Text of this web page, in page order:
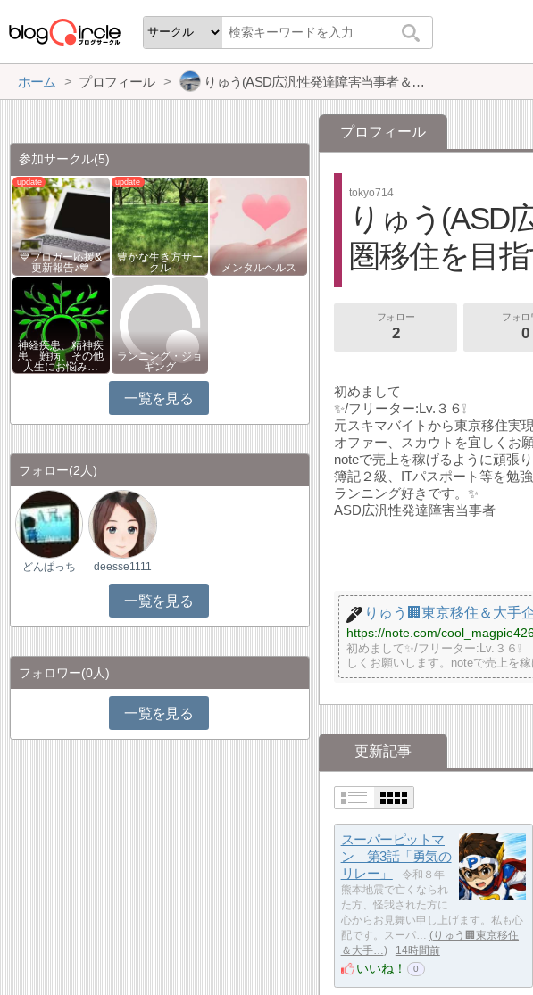
ホーム プロフィール りゅう(ASD広汎性発達障害当事者＆首都圏移住を目指す)
プロフィール
tokyo714
りゅう(ASD
圏移住を目
フォロー
2
フォロ
0
初めまして
✨/フリーター:Lv.３６❕
元スキマバイトから東京移住実
オファー、スカウトを宜しくお願
noteで売上を稼げるように頑張り
簿記２級、ITパスポート等を勉
ランニング好きです。✨
ASD広汎性発達障害当事者
りゅう🏢東京移住＆大手
https://note.com/
初めまして✨/フリーター:Lv.３６
しくお願いします。noteで売上を
更新記事
スーパーピットマ
ン 第3話「勇気の
リレー」
令和８年
熊本地震で亡くなられ
た方、怪我された方に
心からお見舞い申し上げます。私も心
配です。スーパ…
りゅう🏢東京移住
＆大手…
14時間前
いいね！ 0
参加サークル(5)
💙ブロガー応援&
更新報告♪💙
豊かな生き方サー
クル
メンタルヘルス
神経疾患、精神疾
患、難病、その他
人生にお悩み…
ランニング・ジョ
ギング
一覧を見る
フォロー(2人)
どんぱっち deesse1111
一覧を見る
フォロワー(0人)
一覧を見る